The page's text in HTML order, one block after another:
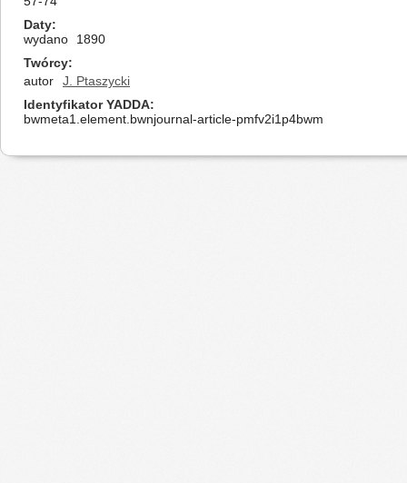
Daty
wydano
1890
Twórcy
autor
J. Ptaszycki
Identyfikator YADDA
bwmeta1.element.bwnjournal-article-pmfv2i1p4bwm